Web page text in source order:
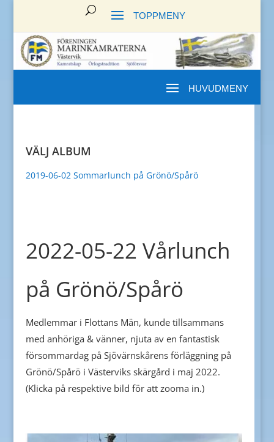
VÄLJ ALBUM
2019-06-02 Sommarlunch på Grönö/Spårö
2022-05-22 Vårlunch
på Grönö/Spårö
Medlemmar i Flottans Män, kunde tillsammans
med anhöriga & vänner, njuta av en fantastisk
försommardag på Sjövärnskårens förläggning på
Grönö/Spårö i Västerviks skärgård i maj 2022.
(Klicka på respektive bild för att zooma in.)